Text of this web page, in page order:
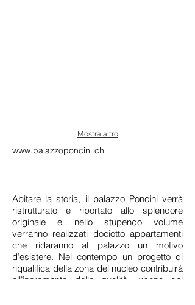
Mostra altro
www.palazzoponcini.ch
Abitare la storia, il palazzo Poncini verrà
ristrutturato e riportato allo splendore
originale e nello stupendo volume
verranno realizzati dociotto appartamenti
che ridaranno al palazzo un motivo
d’esistere. Nel contempo un progetto di
riqualifica della zona del nucleo contribuirà
all’incremento della qualità urbana del